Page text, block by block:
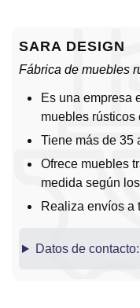
SARA DESIGN
Fábrica de muebles
Es una empresa
muebles rústicos
Tiene más de 35
Ofrece muebles
medida según
Realiza envíos a
Datos de contacto: